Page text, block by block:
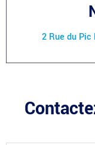
2 Rue du Pic